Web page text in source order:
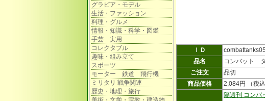
グラビア・モデル
生活・ファッション
料理・グルメ
情報・知識・科学・図鑑
手芸 実用
コレクタブル
趣味・組み立て
スポーツ
モーター 鉄道 飛行機
ミリタリ 戦争関連
歴史・地理・旅行
ＩＤ
品名
コンバット
ご注文
品切
商品価格
2,084円 （税込
隔週刊 コンバ